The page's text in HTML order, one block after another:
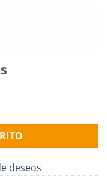
deseos